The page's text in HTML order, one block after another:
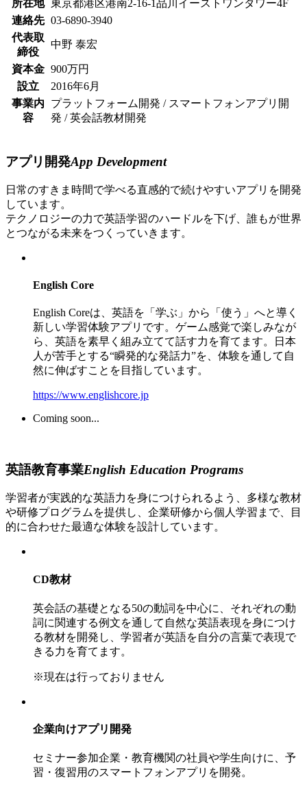
所在地
東京都港区港南2-16-1品川イーストワンタワー4F
連絡先 03-6890-3940
代表取
締役
中野 泰宏
資本金 900万円
設立
2016年6月
事業内
容
プラットフォーム開発 / スマートフォンアプリ開
発 / 英会話教材開発
アプリ開発App Development
日常のすきま時間で学べる直感的で続けやすいアプリを開発
しています。
テクノロジーの力で英語学習のハードルを下げ、誰もが世界
とつながる未来をつくっていきます。
English Core
English Coreは、英語を「学ぶ」から「使う」へと導く
新しい学習体験アプリです。ゲーム感覚で楽しみなが
ら、英語を素早く組み立てて話す力を育てます。日本
人が苦手とする“瞬発的な発話力”を、体験を通して自
然に伸ばすことを目指しています。
https://www.englishcore.jp
Coming soon...
英語教育事業English Education Programs
学習者が実践的な英語力を身につけられるよう、多様な教材
や研修プログラムを提供し、企業研修から個人学習まで、目
的に合わせた最適な体験を設計しています。
CD教材
英会話の基礎となる50の動詞を中心に、それぞれの動
詞に関連する例文を通して自然な英語表現を身につけ
る教材を開発し、学習者が英語を自分の言葉で表現で
きる力を育てます。
※現在は行っておりません
企業向けアプリ開発
セミナー参加企業・教育機関の社員や学生向けに、予
習・復習用のスマートフォンアプリを開発。